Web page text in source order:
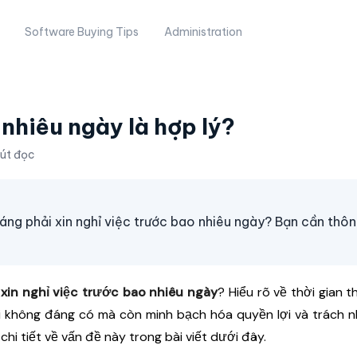
Software Buying Tips Administration
ngày là hợp lý?
đọc
phải xin nghỉ việc trước bao nhiêu ngày? Bạn cần
nghỉ việc trước bao nhiêu ngày? Hiểu rõ về thời gian
đáng có mà còn minh bạch hóa quyền lợi và trách
tiết về vấn đề này trong bài viết dưới đây.